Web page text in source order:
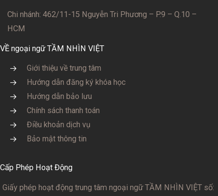
Chi nhánh: 462/11-15 Nguyễn Tri Phương – P.9 – Q.10 –
HCM
VỀ ngoại ngữ TẦM NHÌN VIỆT
Giới thiệu về trung tâm
Hướng dẫn đăng ký khóa học
Hướng dẫn bảo lưu
Chính sách thanh toán
Điều khoản dịch vụ
Bảo mật thông tin
Cấp Phép Hoạt Động
Giấy phép hoạt động trung tâm ngoại ngữ TẦM NHÌN VIỆT số: